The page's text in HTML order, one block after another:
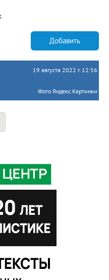
Добавить
19 августа 2022 г. 12:56
Фото Яндекс.Картинки